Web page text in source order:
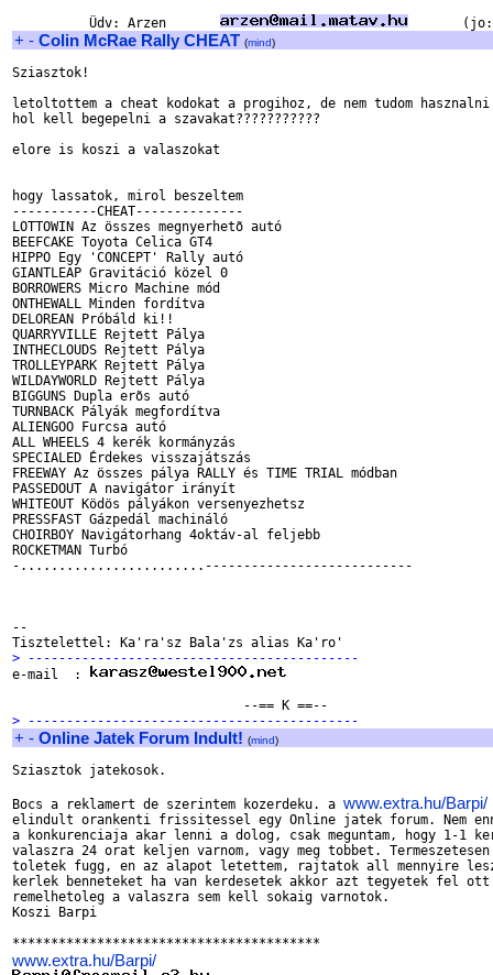
          Üdv: Arzen
+ - Colin McRae Rally CHEAT (mind)
Sziasztok!
letoltottem a cheat kodokat a progihoz, de nem tudom hasznalni
hol kell begepelni a szavakat???????????
elore is koszi a valaszokat
hogy lassatok, mirol beszeltem
-----------CHEAT--------------
LOTTOWIN Az összes megnyerhetõ autó
BEEFCAKE Toyota Celica GT4
HIPPO Egy 'CONCEPT' Rally autó
GIANTLEAP Gravitáció közel 0
BORROWERS Micro Machine mód
ONTHEWALL Minden fordítva
DELOREAN Próbáld ki!!
QUARRYVILLE Rejtett Pálya
INTHECLOUDS Rejtett Pálya
TROLLEYPARK Rejtett Pálya
WILDAYWORLD Rejtett Pálya
BIGGUNS Dupla erõs autó
TURNBACK Pályák megfordítva
ALIENGOO Furcsa autó
ALL WHEELS 4 kerék kormányzás
SPECIALED Érdekes visszajátszás
FREEWAY Az összes pálya RALLY és TIME TRIAL módban
PASSEDOUT A navigátor irányít
WHITEOUT Ködös pályákon versenyezhetsz
PRESSFAST Gázpedál machináló
CHOIRBOY Navigátorhang 4oktáv-al feljebb
ROCKETMAN Turbó
-........................---------------------------
--
> -------------------------------------------
e-mail  :
> -------------------------------------------
+ - Online Jatek Forum Indult! (mind)
Sziasztok jatekosok.
Bocs a reklamert de szerintem kozerdeku. a www.extra.hu/Barpi/
elindult orankenti frissitessel egy Online jatek forum. Nem
a konkurenciaja akar lenni a dolog, csak meguntam, hogy 1-1
valaszra 24 orat keljen varnom, vagy meg tobbet.
toletek fugg, en az alapot letettem, rajtatok all mennyire
kerlek benneteket ha van kerdesetek akkor azt tegyetek fel
remelhetoleg a valaszra sem kell sokaig varnotok.
Koszi Barpi
www.extra.hu/Barpi/